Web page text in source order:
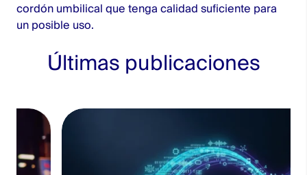
cordón umbilical que tenga calidad suficiente para
un posible uso.
Últimas publicaciones